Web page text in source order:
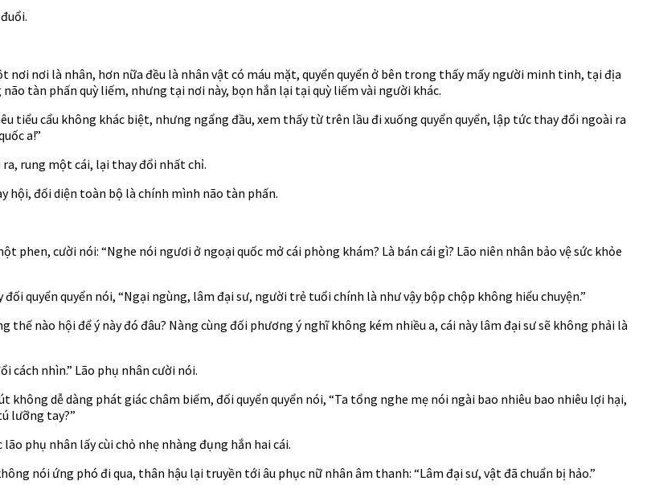
nơi là nhân, hơn nữa đều là nhân vật có máu mặt, quyển quyển ở bên trong thấy mấy người minh tinh, tại địa
tàn phấn quỳ liếm, nhưng tại nơi này, bọn hắn lại tại quỳ liếm vài người khác.
cẩu không khác biệt, nhưng ngẩng đầu, xem thấy từ trên lầu đi xuống quyển quyển, lập tức thay đổi ngoài ra
a!”
rung một cái, lại thay đổi nhất chỉ.
đối diện toàn bộ là chính mình não tàn phấn.
cười nói: “Nghe nói ngươi ở ngoại quốc mở cái phòng khám? Là bán cái gì? Lão niên nhân bảo vệ sức khỏe
quyển quyển nói, “Ngại ngùng, lâm đại sư, người trẻ tuổi chính là như vậy bộp chộp không hiểu chuyện.”
thế nào hội để ý này đó đâu? Nàng cùng đối phương ý nghĩ không kém nhiều a, cái này lâm đại sư sẽ không phải là
cách nhìn.” Lão phụ nhân cười nói.
dễ dàng phát giác châm biếm, đối quyển quyển nói, “Ta tổng nghe mẹ nói ngài bao nhiêu bao nhiêu lợi hại,
lưỡng tay?”
phụ nhân lấy cùi chỏ nhẹ nhàng đụng hắn hai cái.
nói ứng phó đi qua, thân hậu lại truyền tới âu phục nữ nhân âm thanh: “Lâm đại sư, vật đã chuẩn bị hảo.”